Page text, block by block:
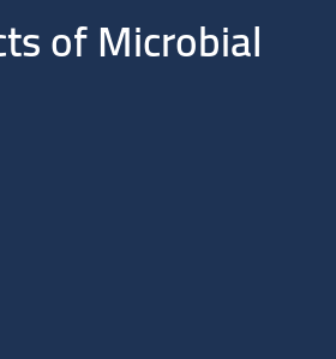
of Microbial